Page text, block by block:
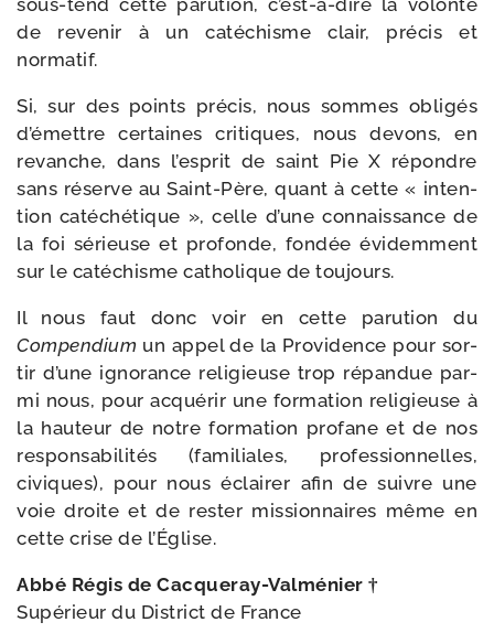
sous-​tend cette paru­tion, c’est-​à-​dire la volon­té
de reve­nir à un caté­chisme clair, pré­cis et
normatif.
Si, sur des points pré­cis, nous sommes obli­gés
d’é­mettre cer­taines cri­tiques, nous devons, en
revanche, dans l’es­prit de saint Pie X répondre
sans réserve au Saint-​Père, quant à cette « inten­
tion caté­ché­tique », celle d’une connais­sance de
la foi sérieuse et pro­fonde, fon­dée évi­dem­ment
sur le caté­chisme catho­lique de toujours.
Il nous faut donc voir en cette paru­tion du
Compendium un appel de la Providence pour sor­
tir d’une igno­rance reli­gieuse trop répan­due par­
mi nous, pour acqué­rir une for­ma­tion reli­gieuse à
la hau­teur de notre for­ma­tion pro­fane et de nos
res­pon­sa­bi­li­tés (fami­liales, pro­fes­sion­nelles,
civiques), pour nous éclai­rer afin de suivre une
voie droite et de res­ter mis­sion­naires même en
cette crise de l’Église.
Abbé Régis de Cacqueray-​Valménier †
Supérieur du District de France